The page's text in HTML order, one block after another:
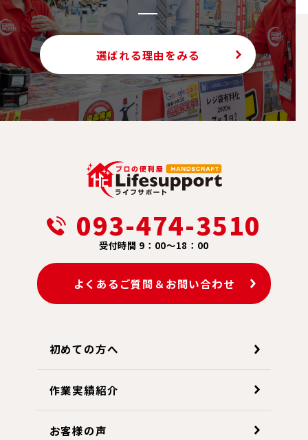
選ばれる理由をみる
093-474-3510
受付時間 9：00～18：00
よくあるご質問＆お問い合わせ
初めての方へ
作業実績紹介
お客様の声